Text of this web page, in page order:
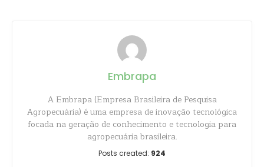
Embrapa
A Embrapa (Empresa Brasileira de Pesquisa
Agropecuária) é uma empresa de inovação tecnológica
focada na geração de conhecimento e tecnologia para
agropecuária brasileira.
Posts created: 924